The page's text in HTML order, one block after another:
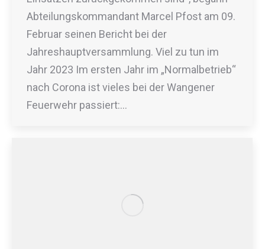
Abteilungskommandant Marcel Pfost am 09.
Februar seinen Bericht bei der
Jahreshauptversammlung. Viel zu tun im
Jahr 2023 Im ersten Jahr im „Normalbetrieb“
nach Corona ist vieles bei der Wangener
Feuerwehr passiert:…